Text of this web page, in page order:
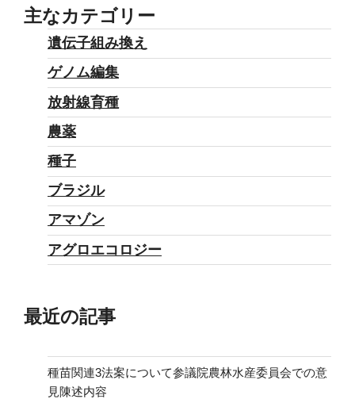
で
主なカテゴリー
遺伝子組み換え
ゲノム編集
放射線育種
農薬
種子
ブラジル
アマゾン
アグロエコロジー
最近の記事
種苗関連3法案について参議院農林水産委員会での意
見陳述内容